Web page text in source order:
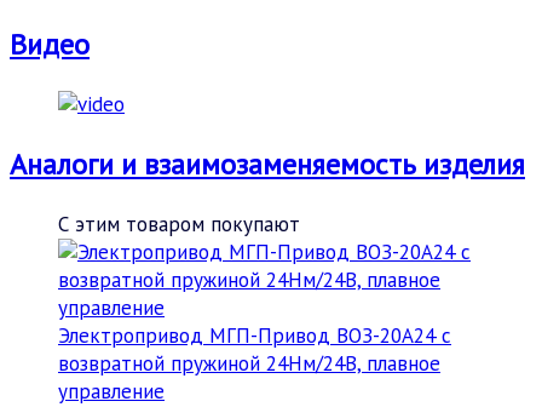
Видео
Аналоги и взаимозаменяемость изделия
С этим товаром покупают
Электропривод МГП-Привод ВОЗ-20А24 с
возвратной пружиной 24Нм/24В, плавное
управление